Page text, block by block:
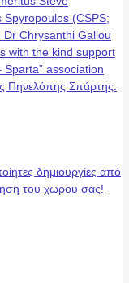
(CSPS;
Chrysanthi Gallou
with the kind support
association
Πηνελόπης Σπάρτης.
δημιουργίες από
του χώρου σας!